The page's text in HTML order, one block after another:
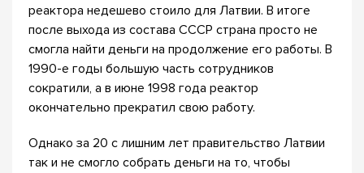
реактора недешево стоило для Латвии. В итоге
после выхода из состава СССР страна просто не
смогла найти деньги на продолжение его работы. В
1990-е годы большую часть сотрудников
сократили, а в июне 1998 года реактор
окончательно прекратил свою работу.
Однако за 20 с лишним лет правительство Латвии
так и не смогло собрать деньги на то, чтобы